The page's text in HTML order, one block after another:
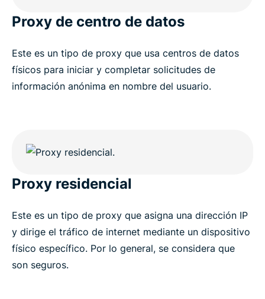
Proxy de centro de datos
Este es un tipo de proxy que usa centros de datos
físicos para iniciar y completar solicitudes de
información anónima en nombre del usuario.
Proxy residencial
Este es un tipo de proxy que asigna una dirección IP
y dirige el tráfico de internet mediante un dispositivo
físico específico. Por lo general, se considera que
son seguros.